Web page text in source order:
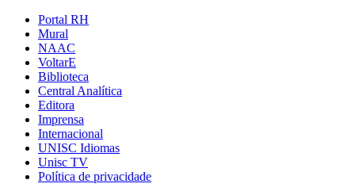
Portal RH
Mural
NAAC
VoltarE
Biblioteca
Central Analítica
Editora
Imprensa
Internacional
UNISC Idiomas
Unisc TV
Política de privacidade